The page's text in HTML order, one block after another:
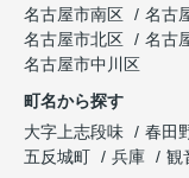
名古屋市南区
名古
名古屋市北区
名古
名古屋市中川区
町名から探す
大字上志段味
春田
五反城町
兵庫 観